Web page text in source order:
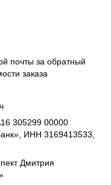
почты за обратный
заказа
305299 00000
ИНН 3169413533,
Дмитрия